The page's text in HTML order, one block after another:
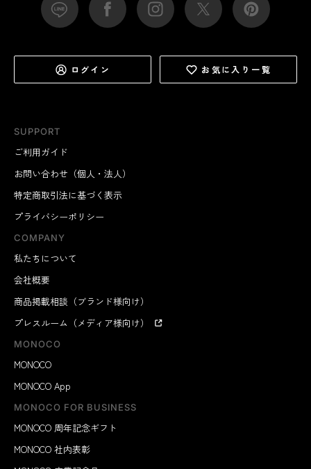
SUPPORT
ご利用ガイド
お問い合わせ（個人・法人）
特定商取引法に基づく表示
プライバシーポリシー
COMPANY
私たちについて
会社概要
商品掲載相談（ブランド様向け）
プレスルーム（メディア様向け）
MONOCO
MONOCO
MONOCO App
MONOCO FOR BUSINESS
MONOCO 周年記念ギフト
MONOCO 社内表彰
ログイン お気に入り一覧